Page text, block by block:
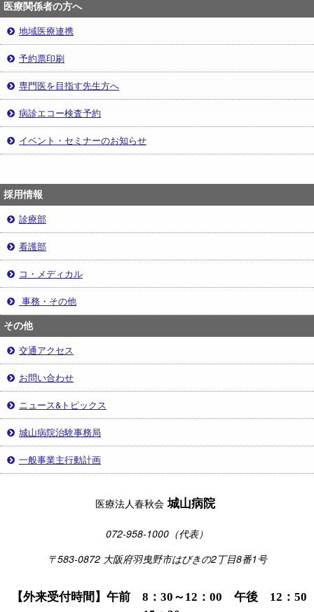
医療関係者の方へ
地域医療連携
予約票印刷
専門医を目指す先生方へ
病診エコー検査予約
イベント・セミナーのお知らせ
採用情報
診療部
看護部
コ・メディカル
事務・その他
その他
交通アクセス
お問い合わせ
ニュース&トピックス
城山病院治験事務局
一般事業主行動計画
医療法人春秋会 城山病院
072-958-1000（代表）
〒583-0872 大阪府羽曳野市はびきの2丁目8番1号
【外来受付時間】午前 8：30～12：00 午後 12：50